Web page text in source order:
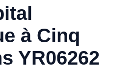
à Cinq
YR06262